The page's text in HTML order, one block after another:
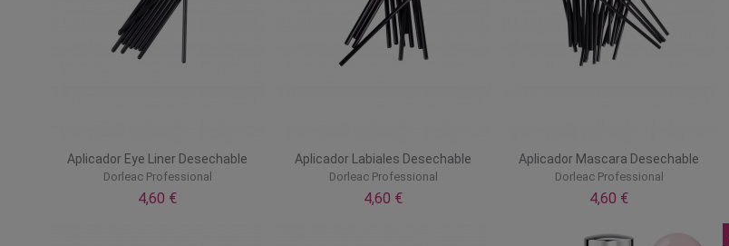
Aplicador Eye Liner Desechable
Dorleac Professional
4,60 €
Aplicador Labiales Desechable
Dorleac Professional
4,60 €
Aplicador Mascara Desechable
Dorleac Professional
4,60 €